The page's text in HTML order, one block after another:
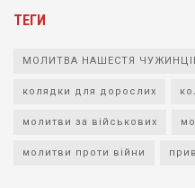
ТЕГИ
МОЛИТВА НАШЕСТЯ
колядки для дорослих
молитви за військових
молитви проти війни